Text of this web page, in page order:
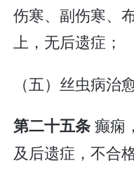
伤寒、副伤寒、
上，无后遗症；
（五）丝虫病治
第二十五条癫痫
及后遗症，不合格